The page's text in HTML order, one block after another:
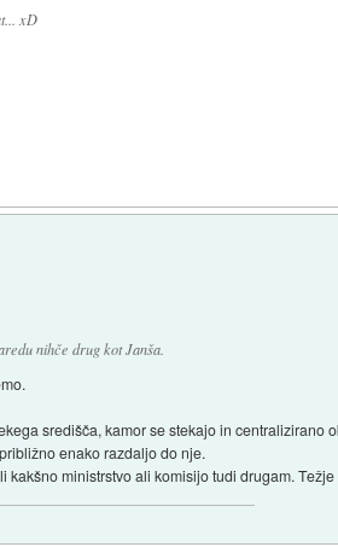
xD
nihče drug kot Janša.
središča, kamor se stekajo in
enako razdaljo do nje.
ministrstvo ali komisijo tudi drugam.